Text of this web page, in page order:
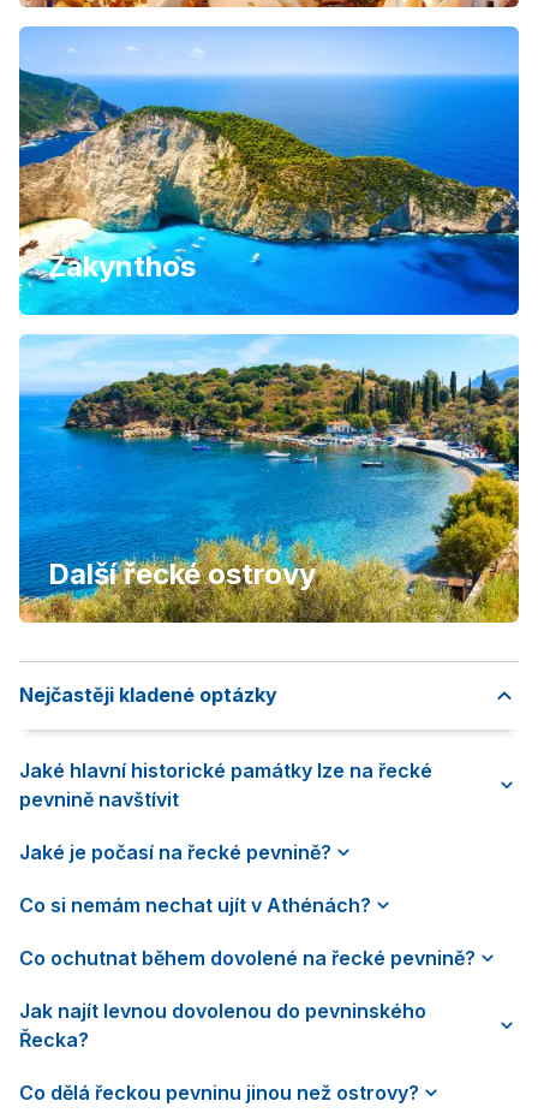
Zakynthos
Další řecké ostrovy
Nejčastěji kladené optázky
Jaké hlavní historické památky lze na řecké
pevnině navštívit
Jaké je počasí na řecké pevnině?
Co si nemám nechat ujít v Athénách?
Co ochutnat během dovolené na řecké pevnině?
Jak najít levnou dovolenou do pevninského
Řecka?
Co dělá řeckou pevninu jinou než ostrovy?